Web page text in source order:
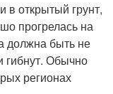
в открытый грунт,
прогрелась на
должна быть не
гибнут. Обычно
регионах